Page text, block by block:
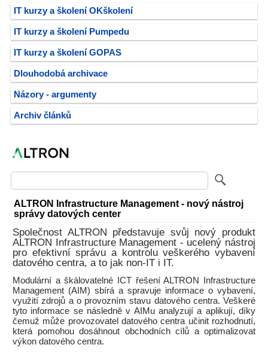
IT kurzy a školení OKškolení
IT kurzy a školení Pumpedu
IT kurzy a školení GOPAS
Dlouhodobá archivace
Názory - argumenty
Archiv článků
ALTRON Infrastructure Management - nový nástroj
správy datových center
Společnost ALTRON představuje svůj nový produkt
ALTRON Infrastructure Management - ucelený nástroj
pro efektivní správu a kontrolu veškerého vybavení
datového centra, a to jak non-IT i IT.
Modulární a škálovatelné ICT řešení ALTRON Infrastructure
Management (AIM) sbírá a spravuje informace o vybavení,
využití zdrojů a o provozním stavu datového centra. Veškeré
tyto informace se následně v AIMu analyzují a aplikují, díky
čemuž může provozovatel datového centra učinit rozhodnutí,
která pomohou dosáhnout obchodních cílů a optimalizovat
výkon datového centra.